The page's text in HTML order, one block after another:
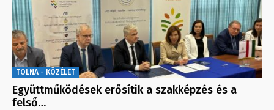
TOLNA - KÖZÉLET
Együttműködések erősítik a szakképzés és a
felső…